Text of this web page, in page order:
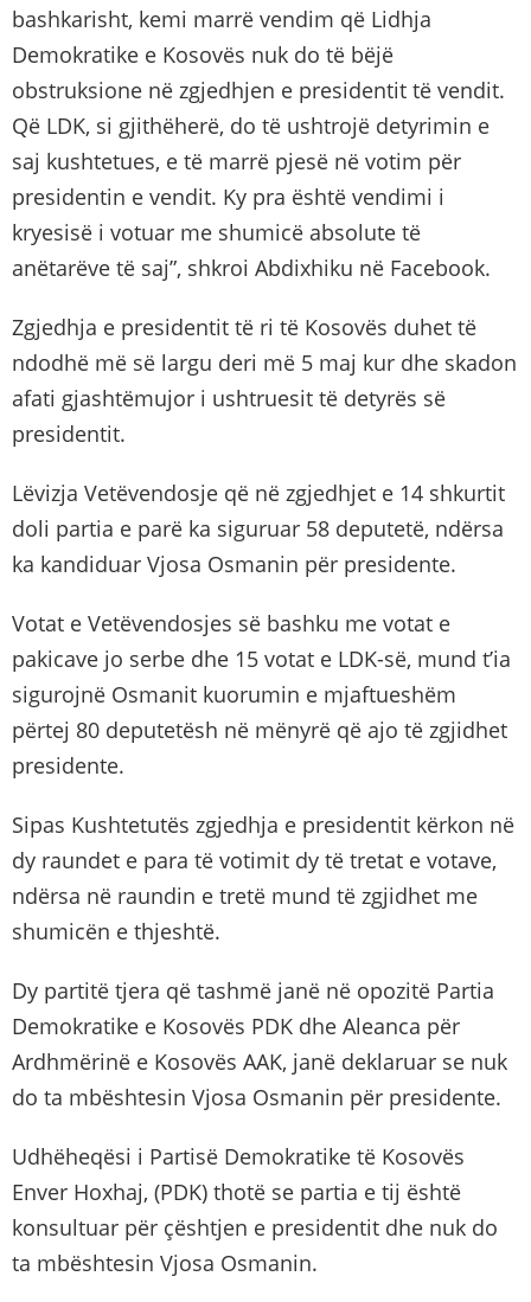
bashkarisht, kemi marrë vendim që Lidhja
Demokratike e Kosovës nuk do të bëjë
obstruksione në zgjedhjen e presidentit të vendit.
Që LDK, si gjithëherë, do të ushtrojë detyrimin e
saj kushtetues, e të marrë pjesë në votim për
presidentin e vendit. Ky pra është vendimi i
kryesisë i votuar me shumicë absolute të
anëtarëve të saj”, shkroi Abdixhiku në Facebook.
Zgjedhja e presidentit të ri të Kosovës duhet të
ndodhë më së largu deri më 5 maj kur dhe skadon
afati gjashtëmujor i ushtruesit të detyrës së
presidentit.
Lëvizja Vetëvendosje që në zgjedhjet e 14 shkurtit
doli partia e parë ka siguruar 58 deputetë, ndërsa
ka kandiduar Vjosa Osmanin për presidente.
Votat e Vetëvendosjes së bashku me votat e
pakicave jo serbe dhe 15 votat e LDK-së, mund t’ia
sigurojnë Osmanit kuorumin e mjaftueshëm
përtej 80 deputetësh në mënyrë që ajo të zgjidhet
presidente.
Sipas Kushtetutës zgjedhja e presidentit kërkon në
dy raundet e para të votimit dy të tretat e votave,
ndërsa në raundin e tretë mund të zgjidhet me
shumicën e thjeshtë.
Dy partitë tjera që tashmë janë në opozitë Partia
Demokratike e Kosovës PDK dhe Aleanca për
Ardhmërinë e Kosovës AAK, janë deklaruar se nuk
do ta mbështesin Vjosa Osmanin për presidente.
Udhëheqësi i Partisë Demokratike të Kosovës
Enver Hoxhaj, (PDK) thotë se partia e tij është
konsultuar për çështjen e presidentit dhe nuk do
ta mbështesin Vjosa Osmanin.